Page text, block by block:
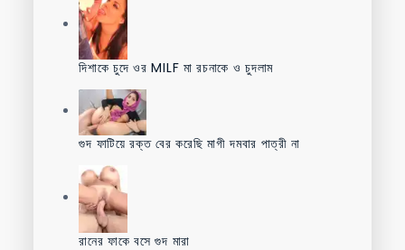
দিশাকে চুদে ওর MILF মা রচনাকে ও চুদলাম
গুদ ফাটিয়ে রক্ত বের করেছি মাগী দমবার পাত্রী না
রানের ফাকে বসে গুদ মারা